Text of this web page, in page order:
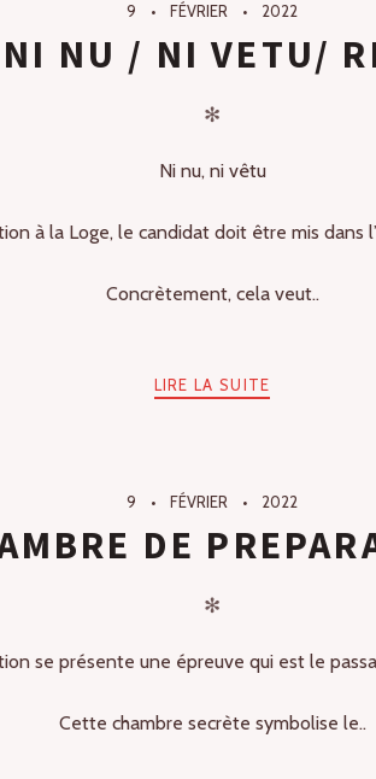
9 FÉVRIER 2022
NI NU / NI VETU/
✻
Ni nu, ni vêtu
à la Loge, le candidat doit être mis dans
Concrètement, cela veut..
LIRE LA SUITE
9 FÉVRIER 2022
DE
✻
se présente une épreuve qui est le
Cette chambre secrète symbolise le..